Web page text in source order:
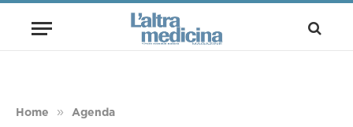
Home » Agenda